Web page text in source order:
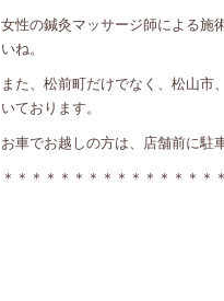
女性の鍼灸マッサージ師による施
いね。
また、松前町だけでなく、松山
いております。
お車でお越しの方は、店舗前に駐
＊＊＊＊＊＊＊＊＊＊＊＊＊＊＊